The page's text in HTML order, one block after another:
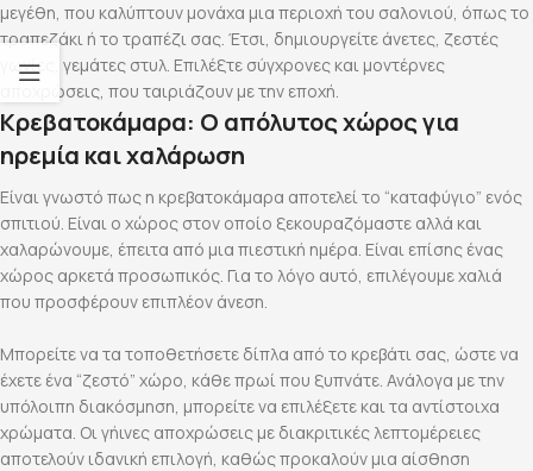
μεγέθη, που καλύπτουν μονάχα μια περιοχή του σαλονιού, όπως το
τραπεζάκι ή το τραπέζι σας. Έτσι, δημιουργείτε άνετες, ζεστές
γωνίες, γεμάτες στυλ. Επιλέξτε σύγχρονες και μοντέρνες
αποχρώσεις, που ταιριάζουν με την εποχή.
Κρεβατοκάμαρα: Ο απόλυτος χώρος για
ηρεμία και χαλάρωση
Είναι γνωστό πως η κρεβατοκάμαρα αποτελεί το “καταφύγιο” ενός
σπιτιού. Είναι ο χώρος στον οποίο ξεκουραζόμαστε αλλά και
χαλαρώνουμε, έπειτα από μια πιεστική ημέρα. Είναι επίσης ένας
χώρος αρκετά προσωπικός. Για το λόγο αυτό, επιλέγουμε χαλιά
που προσφέρουν επιπλέον άνεση.
Μπορείτε να τα τοποθετήσετε δίπλα από το κρεβάτι σας, ώστε να
έχετε ένα “ζεστό” χώρο, κάθε πρωί που ξυπνάτε. Ανάλογα με την
υπόλοιπη διακόσμηση, μπορείτε να επιλέξετε και τα αντίστοιχα
χρώματα. Οι γήινες αποχρώσεις με διακριτικές λεπτομέρειες
αποτελούν ιδανική επιλογή, καθώς προκαλούν μια αίσθηση